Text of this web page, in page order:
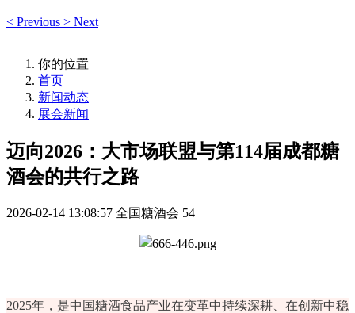
< Previous > Next
你的位置
首页
新闻动态
展会新闻
迈向2026：大市场联盟与第114届成都糖
酒会的共行之路
2026-02-14 13:08:57 全国糖酒会 54
2025年，是中国糖酒食品产业在变革中持续深耕、在创新中稳